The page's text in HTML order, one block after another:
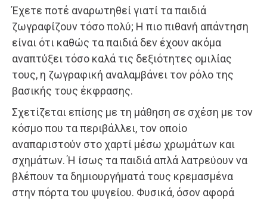
Έχετε ποτέ αναρωτηθεί γιατί τα παιδιά
ζωγραφίζουν τόσο πολύ; Η πιο πιθανή απάντηση
είναι ότι καθώς τα παιδιά δεν έχουν ακόμα
αναπτύξει τόσο καλά τις δεξιότητες ομιλίας
τους, η ζωγραφική αναλαμβάνει τον ρόλο της
βασικής τους έκφρασης.
Σχετίζεται επίσης με τη μάθηση σε σχέση με τον
κόσμο που τα περιβάλλει, τον οποίο
αναπαριστούν στο χαρτί μέσω χρωμάτων και
σχημάτων. Ή ίσως τα παιδιά απλά λατρεύουν να
βλέπουν τα δημιουργήματά τους κρεμασμένα
στην πόρτα του ψυγείου. Φυσικά, όσον αφορά